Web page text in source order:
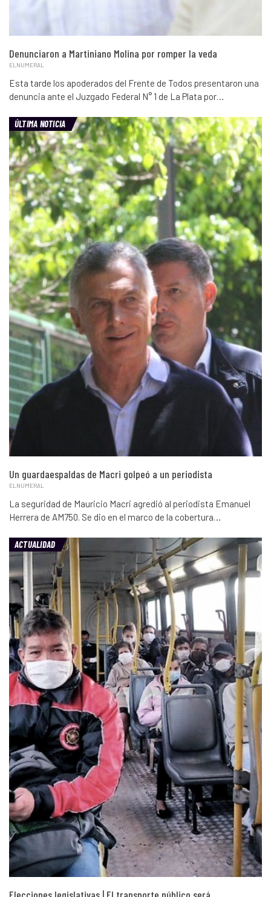
Denunciaron a Martiniano Molina por romper la veda
ELNUMERAL
Esta tarde los apoderados del Frente de Todos presentaron una
denuncia ante el Juzgado Federal N° 1 de La Plata por…
ÚLTIMA NOTICIA
Un guardaespaldas de Macri golpeó a un periodista
ELNUMERAL
La seguridad de Mauricio Macri agredió al periodista Emanuel
Herrera de AM750. Se dio en el marco de la cobertura…
ACTUALIDAD